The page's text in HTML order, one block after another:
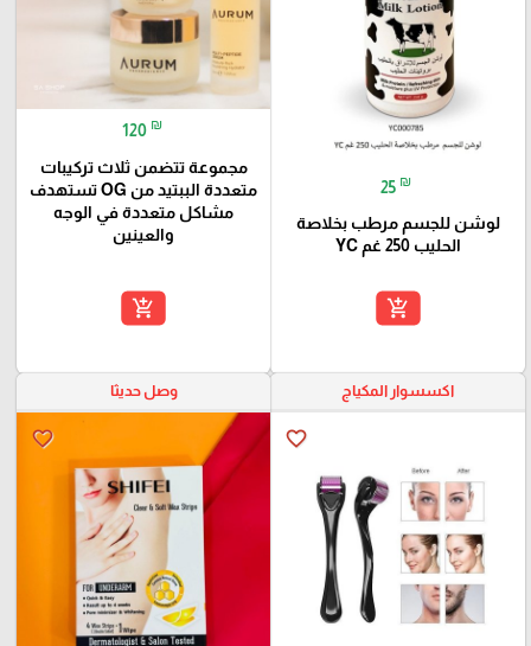
25 ₪
لوشن للجسم مرطب بخلاصة
الحليب 250 غم YC
add_shopping_cart
120 ₪
مجموعة تتضمن ثلاث تركيبات
متعددة الببتيد من OG تستهدف
مشاكل متعددة في الوجه
والعينين
add_shopping_cart
اكسسوار المكياج
favorite_border
وصل حديثا
favorite_border